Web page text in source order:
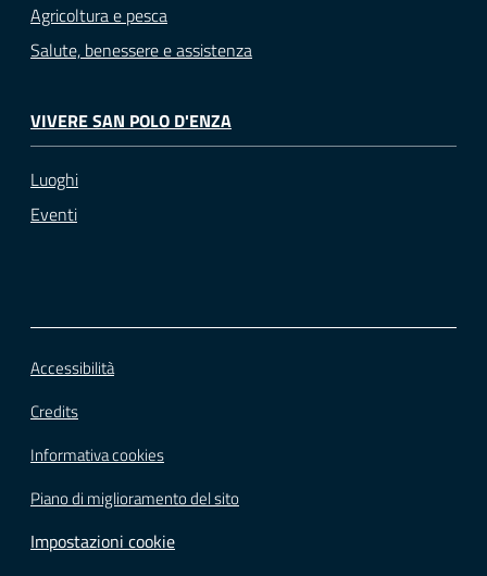
Agricoltura e pesca
Salute, benessere e assistenza
VIVERE SAN POLO D'ENZA
Luoghi
Eventi
Accessibilità
Credits
Informativa cookies
Piano di miglioramento del sito
Impostazioni cookie